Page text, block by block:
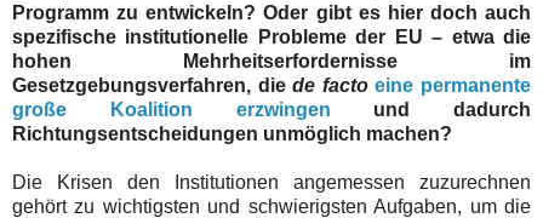
Programm zu entwickeln? Oder gibt es hier doch auch
spezifische institutionelle Probleme der EU – etwa die
hohen Mehrheitserfordernisse im
Gesetzgebungsverfahren, diede factoeine permanente
große Koalition erzwingen und dadurch
Richtungsentscheidungen unmöglich machen?
Die Krisen den Institutionen angemessen zuzurechnen
gehört zu wichtigsten und schwierigsten Aufgaben, um die